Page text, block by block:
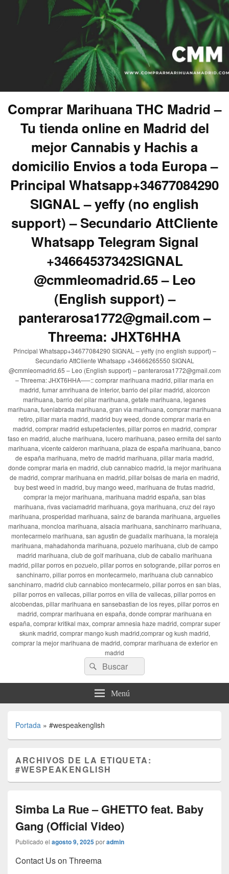
Comprar Marihuana THC Madrid –
Tu tienda online en Madrid del
mejor Cannabis y Hachis a
domicilio Envios a toda Europa –
Principal Whatsapp+34677084290
SIGNAL – yeffy (no english
support) – Secundario AttCliente
Whatsapp Telegram Signal
+34664537342SIGNAL
@cmmleomadrid.65 – Leo
(English support) –
panterarosa1772@gmail.com –
Threema: JHXT6HHA
Principal Whatsapp+34677084290 SIGNAL – yeffy (no english support) –
Secundario AttCliente Whatsapp +34666265550 SIGNAL
@cmmleomadrid.65 – Leo (English support) – panterarosa1772@gmail.com
– Threema: JHXT6HHA—–:: comprar marihuana madrid, pillar maria en
madrid, fumar amrihuana de interior, barrio del pilar madrid, alcorcon
marihuana, barrio del pilar marihuana, getafe marihuana, leganes
marihuana, fuenlabrada marihuana, gran via marihuana, comprar marihuana
retiro, pillar maria madrid, madrid buy weed, donde comprar maria en
madrid, comprar madrid estupefacientes, pillar porros en madrid, comprar
faso en madrid, aluche marihuana, lucero marihuana, paseo ermita del santo
marihuana, vicente calderon marihuana, plaza de españa marihuana, banco
de españa marihuana, metro de madrid marihuana, pillar maria madrid,
donde comprar maria en madrid, club cannabico madrid, la mejor marihuana
de madrid, comprar marihuana en madrid, pillar bolsas de maria en madrid,
buy best weed in madrid, buy mango weed, marihuana de frutas madrid,
comprar la mejor marihuana, marihuana madrid españa, san blas
marihuana, rivas vaciamadrid marihuana, goya marihuana, cruz del rayo
marihuana, prosperidad marihuana, sainz de baranda marihuana, arguelles
marihuana, moncloa marihuana, alsacia marihuana, sanchinarro marihuana,
montecarmelo marihuana, san agustin de guadalix marihuana, la moraleja
marihuana, mahadahonda marihuana, pozuelo marihuana, club de campo
madrid marihuana, club de golf marihuana, club de caballo marihuana
madrid, pillar porros en pozuelo, pillar porros en sotogrande, pillar porros en
sanchinarro, pillar porros en montecarmelo, marihuana club cannabico
sanchinarro, madrid club cannabico montecarmelo, pillar porros en san blas,
pillar porros en vallecas, pillar porros en villa de vallecas, pillar porros en
alcobendas, pillar marihuana en sansebastian de los reyes, pillar porros en
madrid, comprar marihuana en españa, donde comprar marihuana en
españa, comprar kritikal max, comprar amnesia haze madrid, comprar super
skunk madrid, comprar mango kush madrid,comprar og kush madrid,
comprar la mejor marihuana de madrid, comprar marihuana de exterior en
madrid
Buscar
por:
Buscar
Menú
Portada » #wespeakenglish
ARCHIVOS DE LA ETIQUETA:
#WESPEAKENGLISH
Simba La Rue – GHETTO feat. Baby
Gang (Official Video)
Publicado el agosto 9, 2025poradmin
Contact Us on Threema